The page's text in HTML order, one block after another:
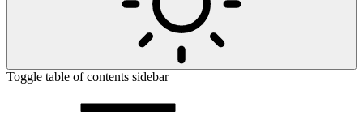
Toggle table of contents sidebar